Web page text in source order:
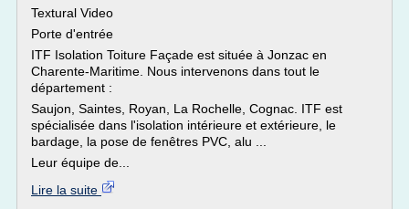
Textural Video
Porte d'entrée
ITF Isolation Toiture Façade est située à Jonzac en
Charente-Maritime. Nous intervenons dans tout le
département :
Saujon, Saintes, Royan, La Rochelle, Cognac. ITF est
spécialisée dans l'isolation intérieure et extérieure, le
bardage, la pose de fenêtres PVC, alu ...
Leur équipe de...
Lire la suite